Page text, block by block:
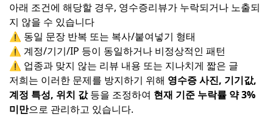
아래 조건에 해당할 경우, 영수증리뷰가 누락되거나 노출되
지 않을 수 있습니다
⚠️ 동일 문장 반복 또는 복사/붙여넣기 형태
⚠️ 계정/기기/IP 등이 동일하거나 비정상적인 패턴
⚠️ 업종과 맞지 않는 리뷰 내용 또는 지나치게 짧은 글
저희는 이러한 문제를 방지하기 위해 영수증 사진, 기기값,
계정 특성, 위치 값등을 조정하여 현재 기준 누락률 약 3%
미만으로 관리하고 있습니다.